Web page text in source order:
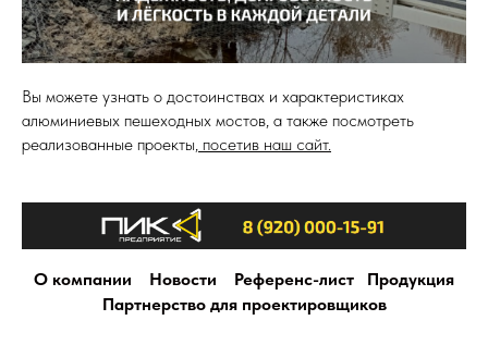
Вы можете узнать о достоинствах и характеристиках
алюминиевых пешеходных мостов, а также посмотреть
реализованные проекты, посетив наш сайт.
О компании Новости Референс-лист
Продукция
Партнерство для проектировщиков